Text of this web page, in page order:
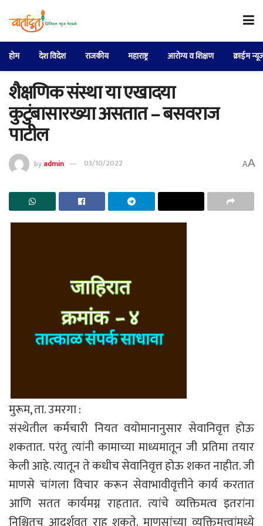
होम देश विदेश राजकीय महाराष्ट्र आरोग्य व शिक्षण क्राईम
शैक्षणिक संस्था या एखादया
कुटुंबासारख्या असतात – बसवराज
पाटील
byadmin 03/10/2022 AA
मुरूम, ता. उमरगा :
संस्थेतील कर्मचारी नियत वयोमानानुसार सेवानिवृत्त होऊ
शकतात. परंतु त्यांनी कामाच्या माध्यमातून जी प्रतिमा तयार
केली आहे. त्यातून ते कधीच सेवानिवृत्त होऊ शकत नाहीत. जी
माणसे चांगला विचार करून सेवाभावीवृत्तीने कार्य करतात
आणि सतत कार्यमग्न राहतात. त्यांचे व्यक्तिमत्व इतरांना